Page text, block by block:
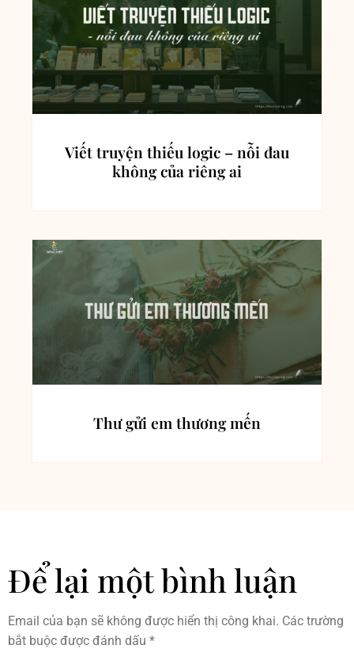
Viết truyện thiếu logic – nỗi đau
không của riêng ai
Thư gửi em thương mến
Để lại một bình luận
Email của bạn sẽ không được hiển thị công khai. Các trường
bắt buộc được đánh dấu *